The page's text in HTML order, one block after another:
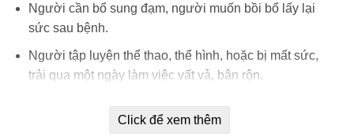
Người cần bổ sung đạm, người muốn bồi bổ lấy lại
sức sau bệnh.
Người tập luyện thể thao, thể hình, hoặc bị mất sức,
trải qua một ngày làm việc vất vả, bận rộn.
Click để xem thêm